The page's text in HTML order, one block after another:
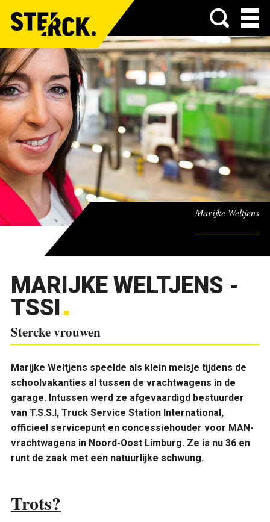
Menu
Marijke Weltjens
MARIJKE WELTJENS -
TSSI
Stercke vrouwen
Marijke Weltjens speelde als klein meisje tijdens de
schoolvakanties al tussen de vrachtwagens in de
garage. Intussen werd ze afgevaardigd bestuurder
van T.S.S.I, Truck Service Station International,
officieel servicepunt en concessiehouder voor MAN-
vrachtwagens in Noord-Oost Limburg. Ze is nu 36 en
runt de zaak met een natuurlijke schwung.
Trots?